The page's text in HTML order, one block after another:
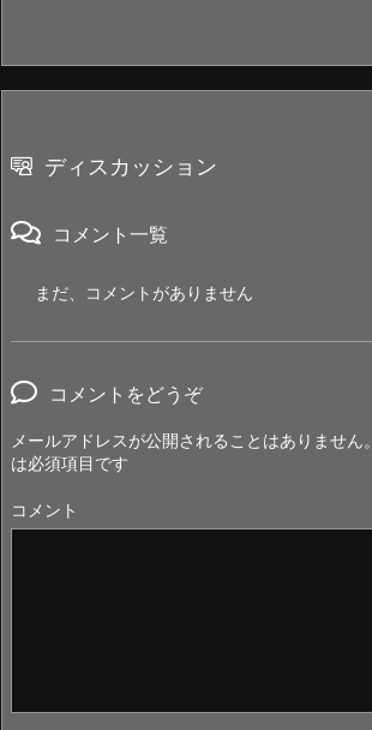
ディスカッション
コメント一覧
まだ、コメントがありません
コメントをどうぞ
メールアドレスが公開されることはありません。
は必須項目です
コメント